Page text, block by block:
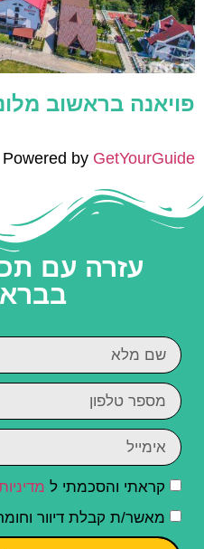
פויאנה בראשוב
Powered by GetYourGuide
עזרה עם
קראתי והסכמתי ל
מאשר/ת קבלת דיוור